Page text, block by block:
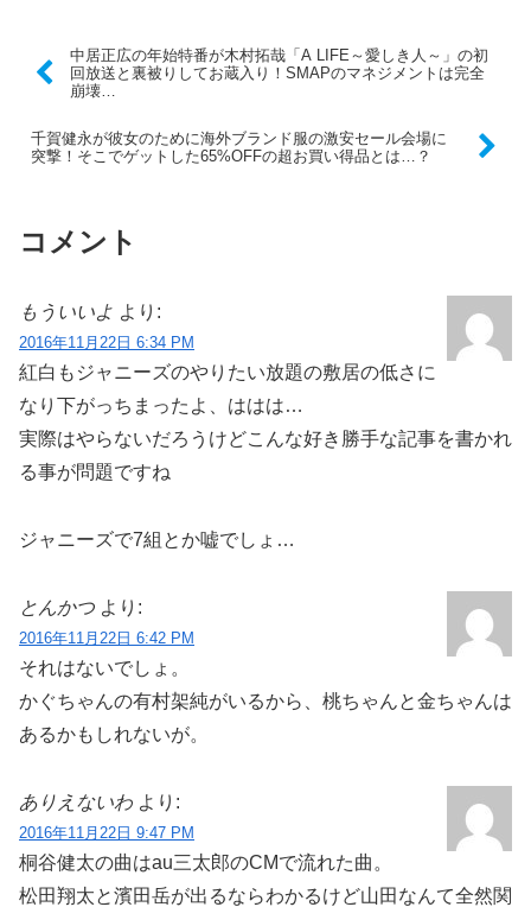
中居正広の年始特番が木村拓哉「A LIFE～愛しき人～」の初
回放送と裏被りしてお蔵入り！SMAPのマネジメントは完全
崩壊…
千賀健永が彼女のために海外ブランド服の激安セール会場に
突撃！そこでゲットした65%OFFの超お買い得品とは…？
コメント
もういいよ より:
2016年11月22日 6:34 PM
紅白もジャニーズのやりたい放題の敷居の低さに
なり下がっちまったよ、ははは…
実際はやらないだろうけどこんな好き勝手な記事を書かれ
る事が問題ですね
ジャニーズで7組とか嘘でしょ…
とんかつ より:
2016年11月22日 6:42 PM
それはないでしょ。
かぐちゃんの有村架純がいるから、桃ちゃんと金ちゃんは
あるかもしれないが。
ありえないわ より:
2016年11月22日 9:47 PM
桐谷健太の曲はau三太郎のCMで流れた曲。
松田翔太と濱田岳が出るならわかるけど山田なんて全然関